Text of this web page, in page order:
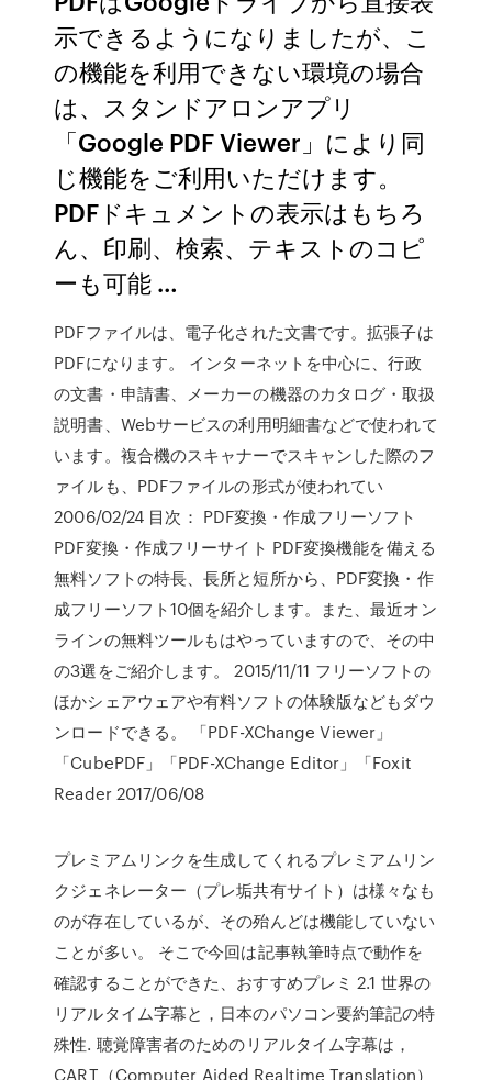
示できるようになりましたが、こ
の機能を利用できない環境の場合
は、スタンドアロンアプリ
「Google PDF Viewer」により同
じ機能をご利用いただけます。
PDFドキュメントの表示はもちろ
ん、印刷、検索、テキストのコピ
ーも可能 …
PDFファイルは、電子化された文書です。拡張子は
PDFになります。 インターネットを中心に、行政
の文書・申請書、メーカーの機器のカタログ・取扱
説明書、Webサービスの利用明細書などで使われて
います。複合機のスキャナーでスキャンした際のフ
ァイルも、PDFファイルの形式が使われてい
2006/02/24 目次： PDF変換・作成フリーソフト
PDF変換・作成フリーサイト PDF変換機能を備える
無料ソフトの特長、長所と短所から、PDF変換・作
成フリーソフト10個を紹介します。また、最近オン
ラインの無料ツールもはやっていますので、その中
の3選をご紹介します。 2015/11/11 フリーソフトの
ほかシェアウェアや有料ソフトの体験版などもダウ
ンロードできる。 「PDF-XChange Viewer」
「CubePDF」「PDF-XChange Editor」「Foxit
Reader 2017/06/08
プレミアムリンクを生成してくれるプレミアムリン
クジェネレーター（プレ垢共有サイト）は様々なも
のが存在しているが、その殆んどは機能していない
ことが多い。 そこで今回は記事執筆時点で動作を
確認することができた、おすすめプレミ 2.1 世界の
リアルタイム字幕と，日本のパソコン要約筆記の特
殊性. 聴覚障害者のためのリアルタイム字幕は，
CART（Computer Aided Realtime Translation）